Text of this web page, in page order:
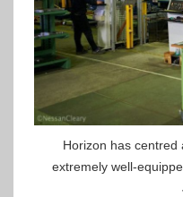
Horizon has centred
extremely well-